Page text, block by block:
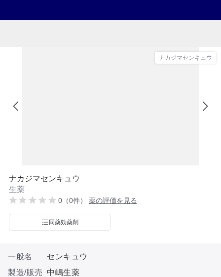
ナカジマセンキュウ
ナカジマセンキュウ
生薬
0（0件） 薬の評価を見る
同薬効薬剤
一般名
センキュウ
製造/販売
中嶋生薬